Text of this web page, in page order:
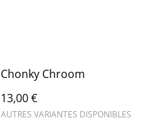
Chonky Chroom
13,00 €
AUTRES VARIANTES DISPONIBLES